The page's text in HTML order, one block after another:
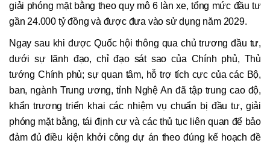
giải phóng mặt bằng theo quy mô 6 làn xe, tổng mức đầu tư
gần 24.000 tỷ đồng và được đưa vào sử dụng năm 2029.
Ngay sau khi được Quốc hội thông qua chủ trương đầu tư,
dưới sự lãnh đạo, chỉ đạo sát sao của Chính phủ, Thủ
tướng Chính phủ; sự quan tâm, hỗ trợ tích cực của các Bộ,
ban, ngành Trung ương, tỉnh Nghệ An đã tập trung cao độ,
khẩn trương triển khai các nhiệm vụ chuẩn bị đầu tư, giải
phóng mặt bằng, tái định cư và các thủ tục liên quan để bảo
đảm đủ điều kiện khởi công dự án theo đúng kế hoạch đề